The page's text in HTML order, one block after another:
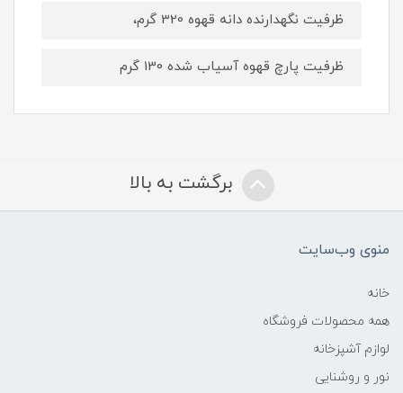
ظرفیت نگهدارنده دانه قهوه 320 گرم،
ظرفیت پارچ قهوه آسیاب شده 130 گرم
برگشت به بالا
منوی وب‌سایت
خانه
همه محصولات فروشگاه
لوازم آشپزخانه
نور و روشنایی